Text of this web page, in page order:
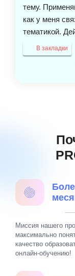
тему.
как у меня
тематикой.
В закладки
Миссия нашего
максимально
качество
онлайн-обучению!